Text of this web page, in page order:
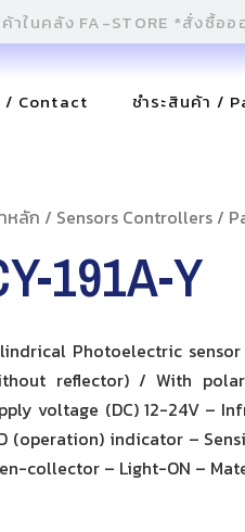
/ Contact ชำระสินค้า /
หลัก / Sensors Controllers /
191A-Y
Photoelectric
reflector) / With
voltage (DC) 12-24V –
(operation) indicator –
collector – Light-ON –